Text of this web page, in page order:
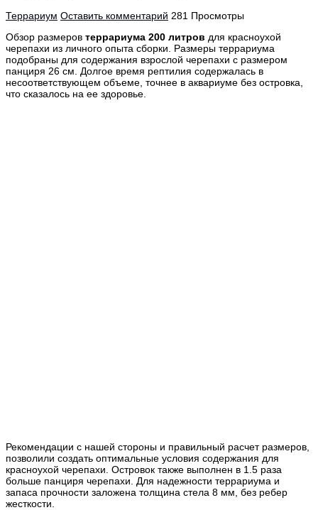
Террариум Оставить комментарий 281 Просмотры
Обзор размеров террариума 200 литров для красноухой
черепахи из личного опыта сборки. Размеры террариума
подобраны для содержания взрослой черепахи с размером
панциря 26 см. Долгое время рептилия содержалась в
несоответствующем объеме, точнее в аквариуме без островка,
что сказалось на ее здоровье.
Рекомендации с нашей стороны и правильный расчет размеров,
позволили создать оптимальные условия содержания для
красноухой черепахи. Островок также выполнен в 1.5 раза
больше панциря черепахи. Для надежности террариума и
запаса прочности заложена толщина стела 8 мм, без ребер
жесткости.